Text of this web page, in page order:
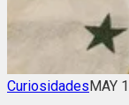
CuriosidadesMAY